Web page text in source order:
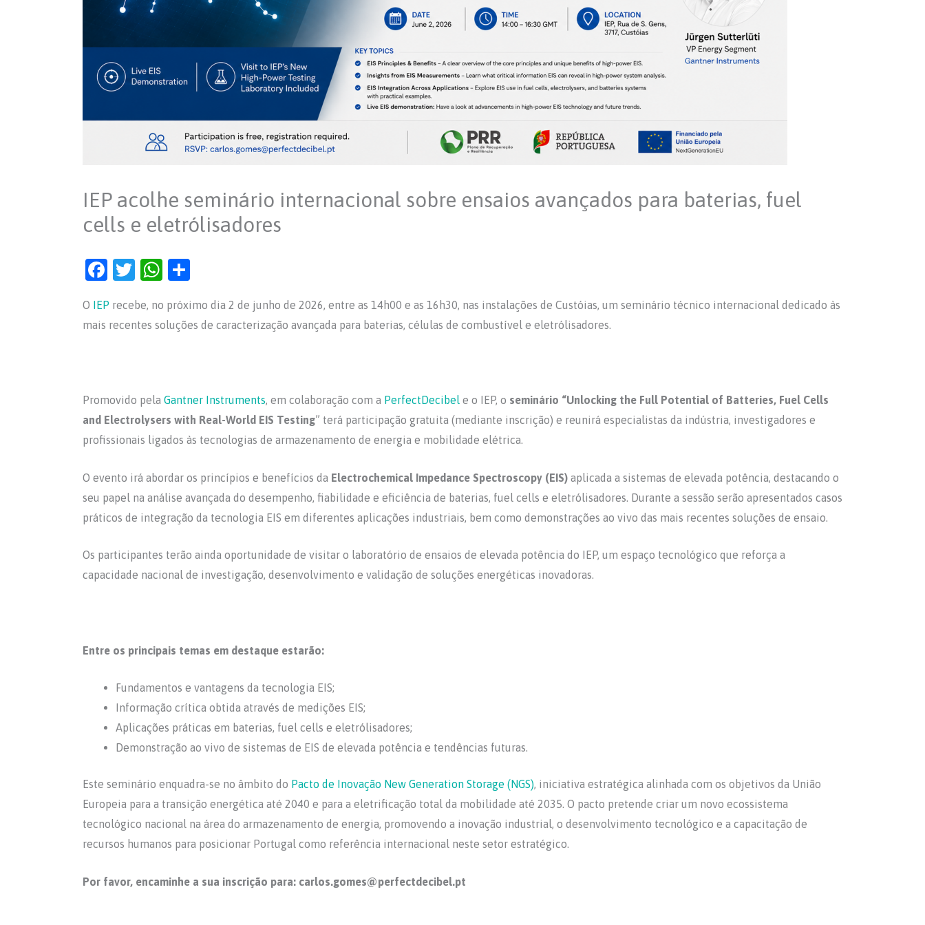
IEP acolhe seminário internacional sobre ensaios avançados para baterias, fuel
cells e eletrólisadores
F
c
e
o
k
T
itt
er
W
at
s
p
ar
e
O IEP recebe, no próximo dia 2 de junho de 2026, entre as 14h00 e as 16h30, nas instalações de Custóias, um seminário técnico internacional dedicado às
mais recentes soluções de caracterização avançada para baterias, células de combustível e eletrólisadores.
Promovido pela Gantner Instruments, em colaboração com a PerfectDecibel e o IEP, o seminário “Unlocking the Full Potential of Batteries, Fuel Cells
and Electrolysers with Real-World EIS Testing” terá participação gratuita (mediante inscrição) e reunirá especialistas da indústria, investigadores e
profissionais ligados às tecnologias de armazenamento de energia e mobilidade elétrica.
O evento irá abordar os princípios e benefícios da Electrochemical Impedance Spectroscopy (EIS) aplicada a sistemas de elevada potência, destacando o
seu papel na análise avançada do desempenho, fiabilidade e eficiência de baterias, fuel cells e eletrólisadores. Durante a sessão serão apresentados casos
práticos de integração da tecnologia EIS em diferentes aplicações industriais, bem como demonstrações ao vivo das mais recentes soluções de ensaio.
Os participantes terão ainda oportunidade de visitar o laboratório de ensaios de elevada potência do IEP, um espaço tecnológico que reforça a
capacidade nacional de investigação, desenvolvimento e validação de soluções energéticas inovadoras.
Entre os principais temas em destaque estarão:
Fundamentos e vantagens da tecnologia EIS;
Informação crítica obtida através de medições EIS;
Aplicações práticas em baterias, fuel cells e eletrólisadores;
Demonstração ao vivo de sistemas de EIS de elevada potência e tendências futuras.
Este seminário enquadra-se no âmbito do Pacto de Inovação New Generation Storage (NGS), iniciativa estratégica alinhada com os objetivos da União
Europeia para a transição energética até 2040 e para a eletrificação total da mobilidade até 2035. O pacto pretende criar um novo ecossistema
tecnológico nacional na área do armazenamento de energia, promovendo a inovação industrial, o desenvolvimento tecnológico e a capacitação de
recursos humanos para posicionar Portugal como referência internacional neste setor estratégico.
Por favor, encaminhe a sua inscrição para: carlos.gomes@perfectdecibel.pt